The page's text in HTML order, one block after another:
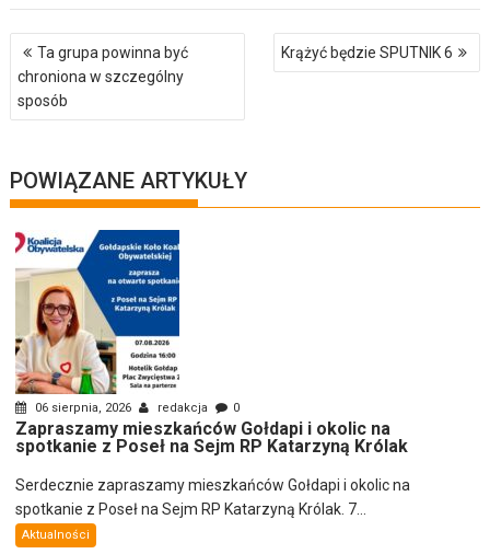
Nawigacja
wpisu
Ta grupa powinna być
chroniona w szczególny
sposób
Krążyć będzie SPUTNIK 6
POWIĄZANE ARTYKUŁY
06 sierpnia, 2026 redakcja 0
Zapraszamy mieszkańców Gołdapi i okolic na
spotkanie z Poseł na Sejm RP Katarzyną Królak
Serdecznie zapraszamy mieszkańców Gołdapi i okolic na
spotkanie z Poseł na Sejm RP Katarzyną Królak. 7...
Aktualności